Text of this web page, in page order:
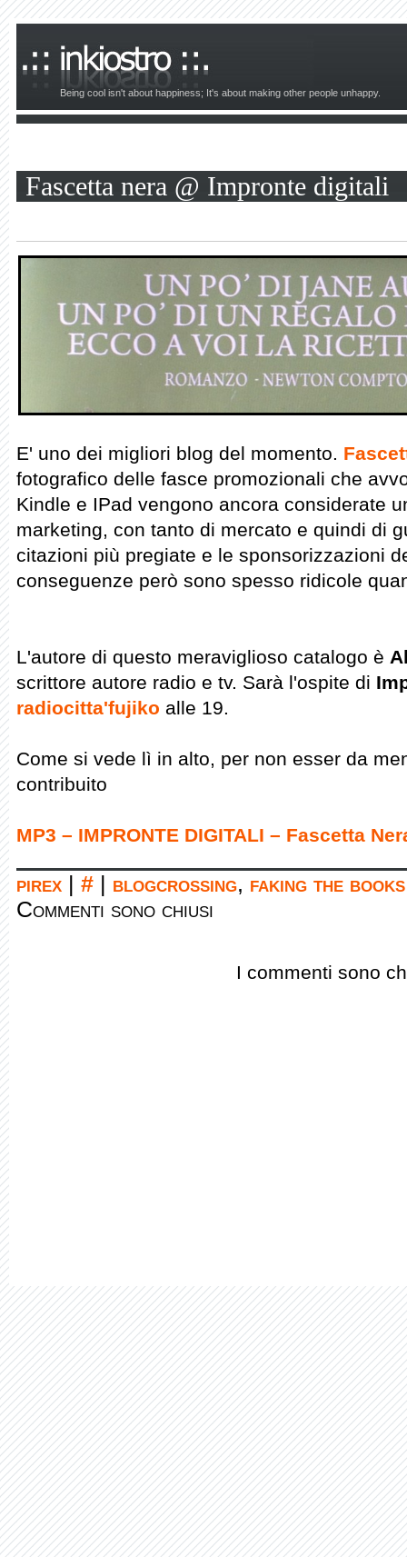
Being cool isn't about happiness; It's about making other people unhappy.
Fascetta nera @ Impronte digitali
E' uno dei migliori blog del momento.
fotografico delle fasce promozionali che
Kindle e IPad vengono ancora considerate
marketing, con tanto di mercato e quindi di
citazioni più pregiate e le sponsorizzazioni
conseguenze però sono spesso ridicole
L'autore di questo meraviglioso catalogo è
scrittore autore radio e tv. Sarà l'ospite di
radiocitta'fujiko alle 19.
Come si vede lì in alto, per non esser da
contribuito
MP3 – IMPRONTE DIGITALI – Fascetta
pirex | # | blogcrossing, faking the books
Commenti sono chiusi
I commenti sono